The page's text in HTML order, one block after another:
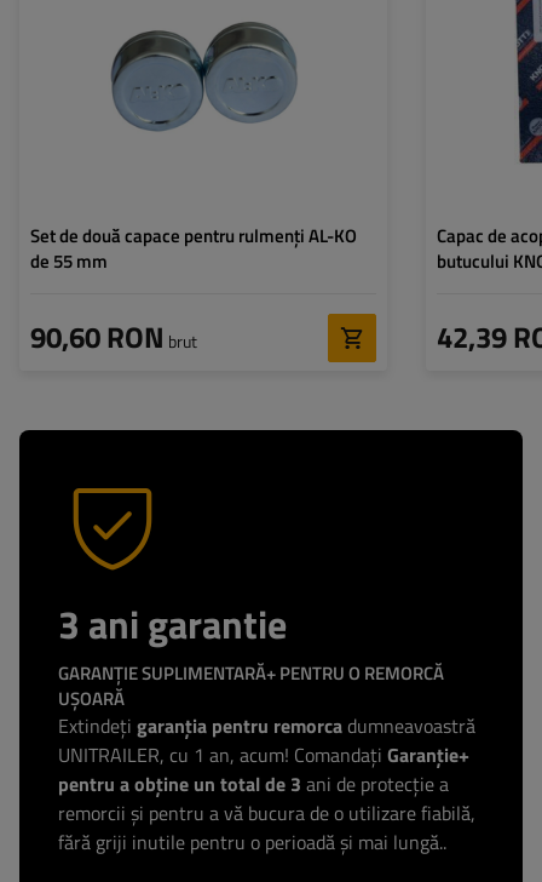
Set de două capace pentru rulmenți AL-KO
de 55 mm
90,60 RON brut
Capac de
butucului
42,39
3 ani garantie
GARANȚIE SUPLIMENTARĂ+ PENTRU O REMORCĂ
UȘOARĂ
Extindeți garanția pentru remorcadumneavoastră
UNITRAILER, cu 1 an, acum! Comandați Garanție+
pentru a obține un total de 3 ani de protecție a
remorcii și pentru a vă bucura de o utilizare fiabilă,
fără griji inutile pentru o perioadă și mai lungă..